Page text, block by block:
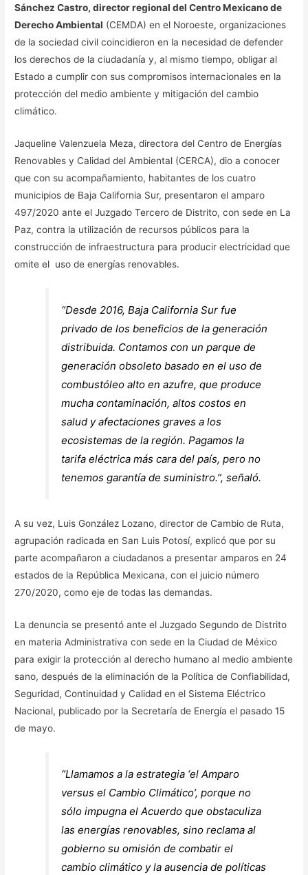
Sánchez Castro, director regional del Centro Mexicano de
Derecho Ambiental (CEMDA) en el Noroeste, organizaciones
de la sociedad civil coincidieron en la necesidad de defender
los derechos de la ciudadanía y, al mismo tiempo, obligar al
Estado a cumplir con sus compromisos internacionales en la
protección del medio ambiente y mitigación del cambio
climático.
Jaqueline Valenzuela Meza, directora del Centro de Energías
Renovables y Calidad del Ambiental (CERCA), dio a conocer
que con su acompañamiento, habitantes de los cuatro
municipios de Baja California Sur, presentaron el amparo
497/2020 ante el Juzgado Tercero de Distrito, con sede en La
Paz, contra la utilización de recursos públicos para la
construcción de infraestructura para producir electricidad que
omite el uso de energías renovables.
“Desde 2016, Baja California Sur fue
privado de los beneficios de la generación
distribuida. Contamos con un parque de
generación obsoleto basado en el uso de
combustóleo alto en azufre, que produce
mucha contaminación, altos costos en
salud y afectaciones graves a los
ecosistemas de la región. Pagamos la
tarifa eléctrica más cara del país, pero no
tenemos garantía de suministro.”, señaló.
A su vez, Luis González Lozano, director de Cambio de Ruta,
agrupación radicada en San Luis Potosí, explicó que por su
parte acompañaron a ciudadanos a presentar amparos en 24
estados de la República Mexicana, con el juicio número
270/2020, como eje de todas las demandas.
La denuncia se presentó ante el Juzgado Segundo de Distrito
en materia Administrativa con sede en la Ciudad de México
para exigir la protección al derecho humano al medio ambiente
sano, después de la eliminación de la Política de Confiabilidad,
Seguridad, Continuidad y Calidad en el Sistema Eléctrico
Nacional, publicado por la Secretaría de Energía el pasado 15
de mayo.
“Llamamos a la estrategia ‘el Amparo
versus el Cambio Climático’, porque no
sólo impugna el Acuerdo que obstaculiza
las energías renovables, sino reclama al
gobierno su omisión de combatir el
cambio climático y la ausencia de políticas